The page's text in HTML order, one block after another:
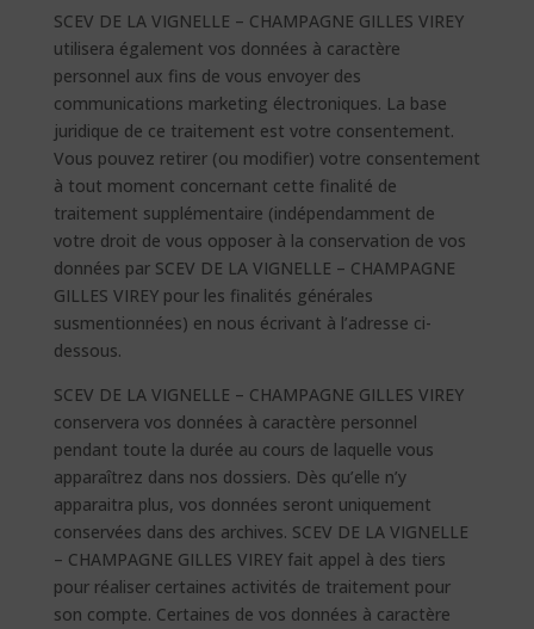
SCEV DE LA VIGNELLE – CHAMPAGNE GILLES VIREY
utilisera également vos données à caractère
personnel aux fins de vous envoyer des
communications marketing électroniques. La base
juridique de ce traitement est votre consentement.
Vous pouvez retirer (ou modifier) votre consentement
à tout moment concernant cette finalité de
traitement supplémentaire (indépendamment de
votre droit de vous opposer à la conservation de vos
données par SCEV DE LA VIGNELLE – CHAMPAGNE
GILLES VIREY pour les finalités générales
susmentionnées) en nous écrivant à l’adresse ci-
dessous.
SCEV DE LA VIGNELLE – CHAMPAGNE GILLES VIREY
conservera vos données à caractère personnel
pendant toute la durée au cours de laquelle vous
apparaîtrez dans nos dossiers. Dès qu’elle n’y
apparaitra plus, vos données seront uniquement
conservées dans des archives. SCEV DE LA VIGNELLE
– CHAMPAGNE GILLES VIREY fait appel à des tiers
pour réaliser certaines activités de traitement pour
son compte. Certaines de vos données à caractère